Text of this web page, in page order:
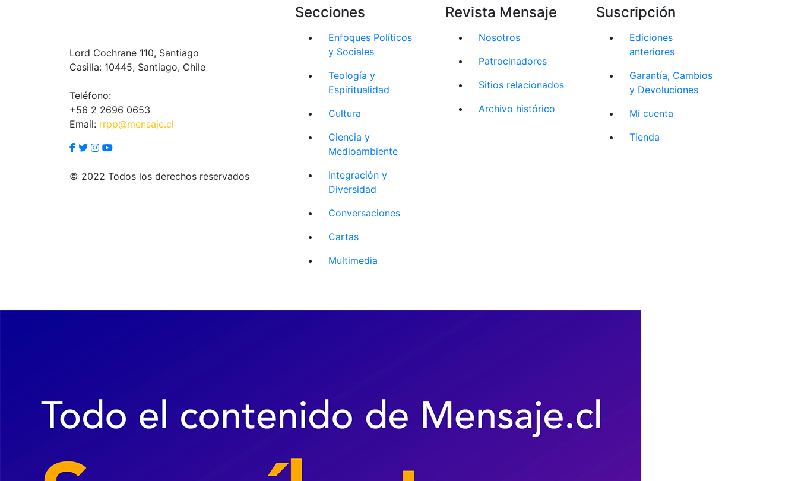
Lord Cochrane 110, Santiago
Casilla: 10445, Santiago, Chile
Teléfono:
+56 2 2696 0653
Email: rrpp@mensaje.cl
© 2022 Todos los derechos reservados
Secciones
Enfoques Políticos
y Sociales
Teología y
Espiritualidad
Cultura
Ciencia y
Medioambiente
Integración y
Diversidad
Conversaciones
Cartas
Multimedia
Revista Mensaje
Nosotros
Patrocinadores
Sitios relacionados
Archivo histórico
Suscripción
Ediciones
anteriores
Garantía, Cambios
y Devoluciones
Mi cuenta
Tienda